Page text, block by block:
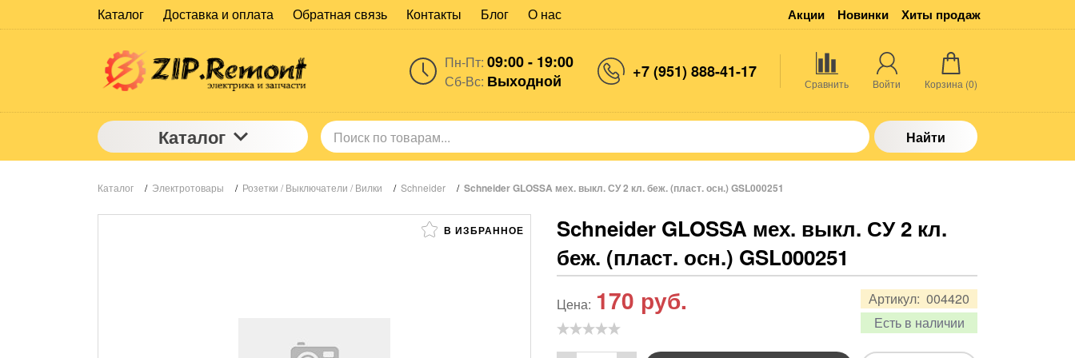
Каталог Доставка и оплата Обратная связь Контакты Блог О нас Акции Новинки Хиты продаж
Пн-Пт: 09:00 - 19:00
Сб-Вс: Выходной +7 (951) 888-41-17
Сравнить Войти Корзина (0)
Каталог Найти
Каталог / Электротовары / Розетки / Выключатели / Вилки / Schneider / Schneider GLOSSA мех. выкл. СУ 2 кл. беж. (пласт. осн.) GSL000251
В ИЗБРАННОЕ
Schneider GLOSSA мех. выкл. СУ 2 кл.
беж. (пласт. осн.) GSL000251
Артикул: 004420
Есть в наличии
Цена: 170 руб.